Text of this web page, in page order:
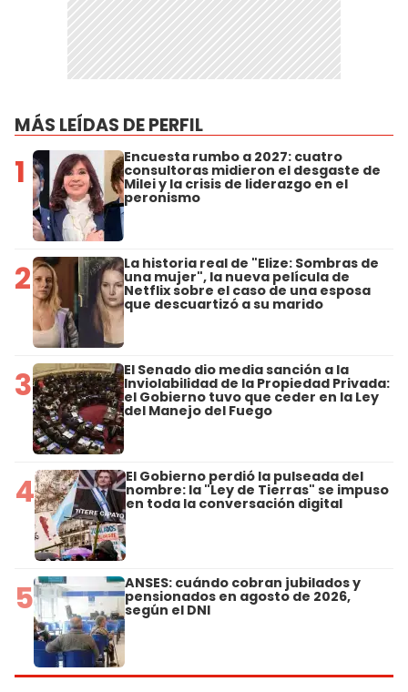
MÁS LEÍDAS DE PERFIL
1 Encuesta rumbo a 2027: cuatro
consultoras midieron el desgaste de
Milei y la crisis de liderazgo en el
peronismo
2 La historia real de "Elize: Sombras de
una mujer", la nueva película de
Netflix sobre el caso de una esposa
que descuartizó a su marido
3 El Senado dio media sanción a la
Inviolabilidad de la Propiedad Privada:
el Gobierno tuvo que ceder en la Ley
del Manejo del Fuego
4 El Gobierno perdió la pulseada del
nombre: la "Ley de Tierras" se impuso
en toda la conversación digital
5 ANSES: cuándo cobran jubilados y
pensionados en agosto de 2026,
según el DNI